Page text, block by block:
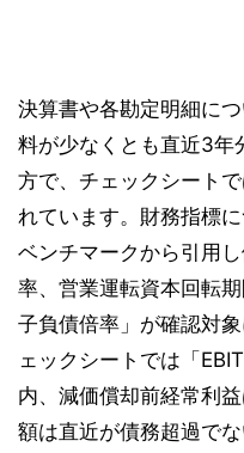
決算書や各勘定明細に
料が少なくとも直近3年
方で、チェックシート
れています。財務指標
ベンチマークから引用
率、営業運転資本回転
子負債倍率」が確認対
ェックシートでは「
内、減価償却前経常利
額は直近が債務超過で